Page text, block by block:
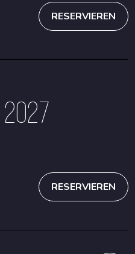
RESERVIEREN
2027
RESERVIEREN